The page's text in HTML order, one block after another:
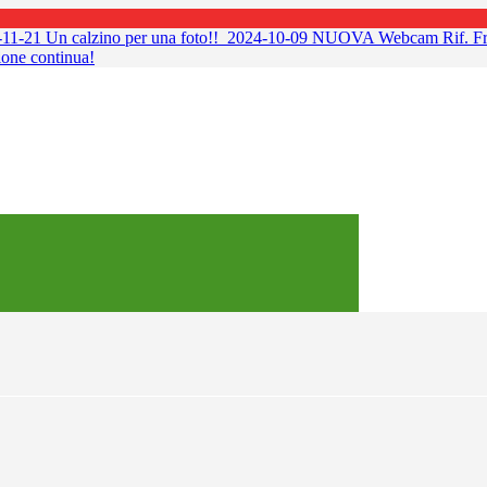
21 Un calzino per una foto!! 2024-10-09 NUOVA Webcam Rif.
continua!